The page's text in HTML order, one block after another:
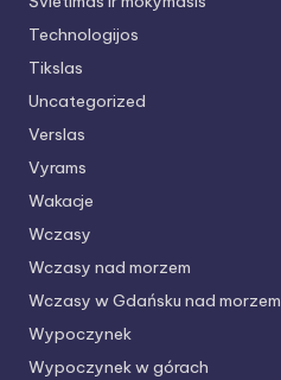
Technologijos
Tikslas
Uncategorized
Verslas
Vyrams
Wakacje
Wczasy
Wczasy nad morzem
Wczasy w Gdańsku nad morzem
Wypoczynek
Wypoczynek w górach